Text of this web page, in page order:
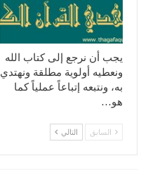
يجب أن نرجع إلى كتاب الله
ونعطيه أولوية مطلقة ونهتدي
به، ونتبعه إتباعاً عملياً كما
هو…
السابق التالي